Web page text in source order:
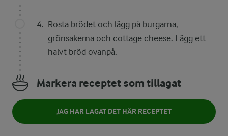
Rosta brödet och lägg på burgarna,
grönsakerna och cottage cheese. Lägg ett
halvt bröd ovanpå.
Markera receptet som tillagat
JAG HAR LAGAT DET HÄR RECEPTET